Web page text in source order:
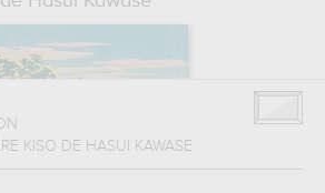
KISO DE HASUI KAWASE